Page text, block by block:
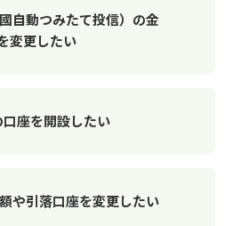
自動つみたて投信）の金
変更したい
座を開設したい
や引落口座を変更したい